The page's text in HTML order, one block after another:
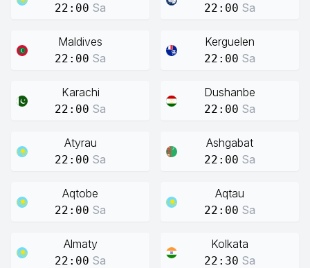
22:00 Sa 22:00 Sa
Maldives
22:00 Sa
Kerguelen
22:00 Sa
Karachi
22:00 Sa
Dushanbe
22:00 Sa
Atyrau
22:00 Sa
Ashgabat
22:00 Sa
Aqtobe
22:00 Sa
Aqtau
22:00 Sa
Almaty
22:00 Sa
Kolkata
22:30 Sa